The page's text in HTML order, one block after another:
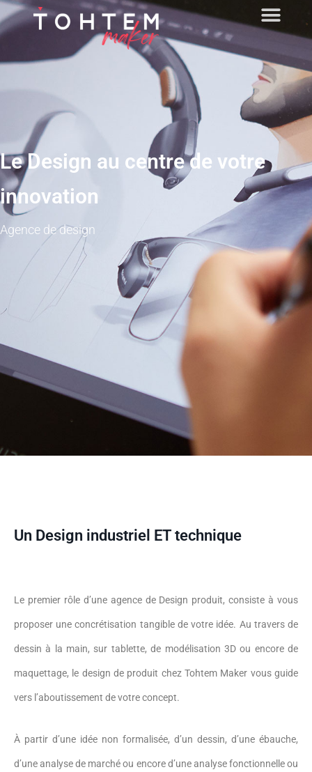
Le Design au centre de votre
innovation
Agence de design
Un Design industriel ET technique
Le premier rôle d’une agence de Design produit, consiste à vous
proposer une concrétisation tangible de votre idée. Au travers de
dessin à la main, sur tablette, de modélisation 3D ou encore de
maquettage, le design de produit chez Tohtem Maker vous guide
vers l’aboutissement de votre concept.
À partir d’une idée non formalisée, d’un dessin, d’une ébauche,
d’une analyse de marché ou encore d’une analyse fonctionnelle ou